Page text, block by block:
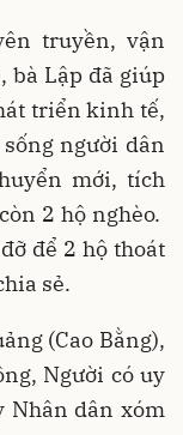
truyền, vận
bà Lập đã giúp
triển kinh tế,
người dân
mới, tích
2 hộ nghèo.
để 2 hộ thoát
sẻ.
(Cao Bằng),
Người có uy
Nhân dân xóm